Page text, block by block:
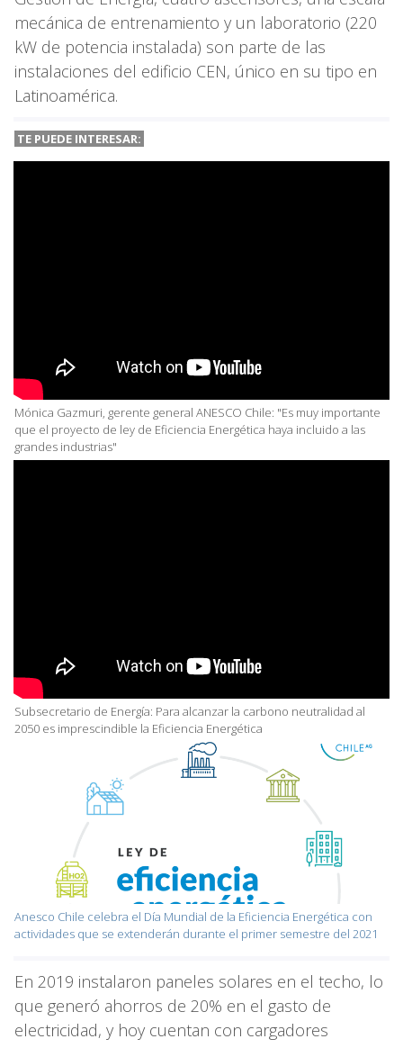
mecánica de entrenamiento y un laboratorio (220
kW de potencia instalada) son parte de las
instalaciones del edificio CEN, único en su tipo en
Latinoamérica.
TE PUEDE INTERESAR:
Mónica Gazmuri, gerente general ANESCO Chile: "Es muy importante
que el proyecto de ley de Eficiencia Energética haya incluido a las
grandes industrias"
Subsecretario de Energía: Para alcanzar la carbono neutralidad al
2050 es imprescindible la Eficiencia Energética
Anesco Chile celebra el Día Mundial de la Eficiencia Energética con
actividades que se extenderán durante el primer semestre del 2021
En 2019 instalaron paneles solares en el techo, lo
que generó ahorros de 20% en el gasto de
electricidad, y hoy cuentan con cargadores